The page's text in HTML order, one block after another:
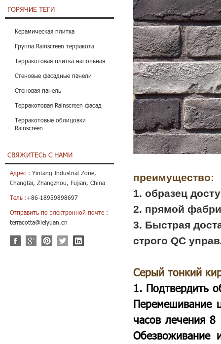
ГОРЯЧИЕ ТЕГИ
Керамическая плитка
Группа Rainscreen терракота
Терракотовая плитка напольная
Стеновые фасадные панели
Стеновая панель
Терракотовая Rainscreen фасад
Терракотовые облицовки
Rainscreen
СВЯЖИТЕСЬ С НАМИ
Адрес : Yintang Industrial Zone,
Changtai, Zhangzhou, Fujian, China
Тель :+86-18959898697
Отправить по электронной почте :
terracotta@leiyuan.cn
преимущество:
1. образец
2. прямой
3. Быстрая
строго QC
Серый тонкий
1. Подтвердить
часов лечения